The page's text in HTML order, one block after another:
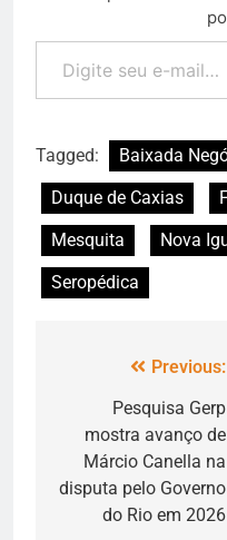
Tagged: Baixada
Duque de Caxias
Mesquita
Nova
Seropédica
Previous:
Pesquisa Gerp
mostra avanço de
Márcio Canella na
disputa pelo Governo
do Rio em 2026